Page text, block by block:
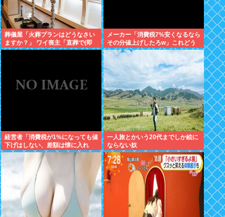
葬儀屋「火葬プランはどうなさい
ますか？」 ワイ喪主「直葬で(即
答)」葬儀屋「直葬ですか…！？
メーカー「消費税7%安くなるなら
その分値上げしたろw」これどう
すんの？
経営者「消費税が1%になっても値
下げはしない、差額は懐に入れ
る」
一人旅とかいう20代までしか絵に
ならない奴